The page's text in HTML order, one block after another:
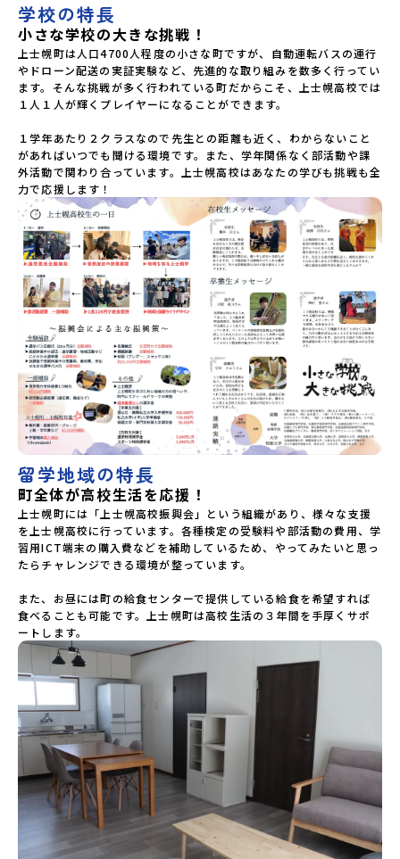
学校の特長
小さな学校の大きな挑戦！
上士幌町は人口4700人程度の小さな町ですが、自動運転バスの運行
やドローン配送の実証実験など、先進的な取り組みを数多く行ってい
ます。そんな挑戦が多く行われている町だからこそ、上士幌高校では
１人１人が輝くプレイヤーになることができます。
１学年あたり２クラスなので先生との距離も近く、わからないこと
があればいつでも聞ける環境です。また、学年関係なく部活動や課
外活動で関わり合っています。上士幌高校はあなたの学びも挑戦も全
力で応援します！
留学地域の特長
町全体が高校生活を応援！
上士幌町には「上士幌高校振興会」という組織があり、様々な支援
を上士幌高校に行っています。各種検定の受験料や部活動の費用、学
習用ICT端末の購入費などを補助しているため、やってみたいと思っ
たらチャレンジできる環境が整っています。
また、お昼には町の給食センターで提供している給食を希望すれば
食べることも可能です。上士幌町は高校生活の３年間を手厚くサポ
ートします。